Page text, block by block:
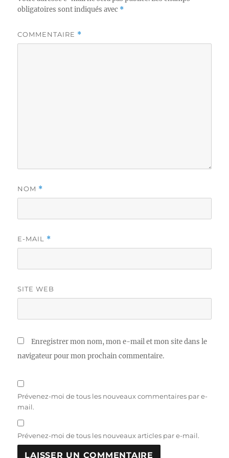
obligatoires sont indiqués avec *
COMMENTAIRE *
NOM *
E-MAIL *
SITE WEB
Enregistrer mon nom, mon e-mail et mon site dans le
navigateur pour mon prochain commentaire.
Prévenez-moi de tous les nouveaux commentaires par e-
mail.
Prévenez-moi de tous les nouveaux articles par e-mail.